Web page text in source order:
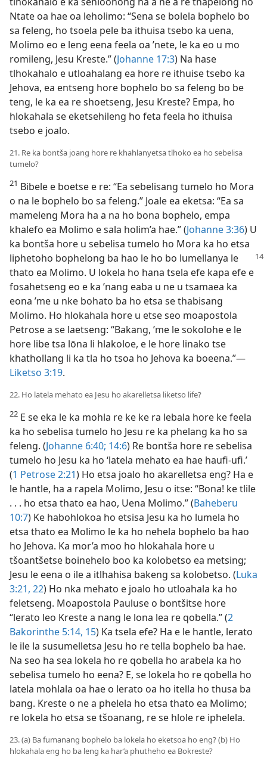
Ntate oa hae oa leholimo: “Sena se bolela bophelo bo
sa feleng, ho tsoela pele ba ithuisa tsebo ka uena,
Molimo eo e leng eena feela oa ’nete, le ka eo u mo
romileng, Jesu Kreste.” (Johanne 17:3) Na hase
tlhokahalo e utloahalang ea hore re ithuise tsebo ka
Jehova, ea entseng hore bophelo bo sa feleng bo be
teng, le ka ea re shoetseng, Jesu Kreste? Empa, ho
hlokahala se eketsehileng ho feta feela ho ithuisa
tsebo e joalo.
21. Re ka bontša joang hore re khahlanyetsa tlhoko ea ho sebelisa
tumelo?
21 Bibele e boetse e re: “Ea sebelisang tumelo ho Mora
o na le bophelo bo sa feleng.” Joale ea eketsa: “Ea sa
mameleng Mora ha a na ho bona bophelo, empa
khalefo ea Molimo e sala holim’a hae.” (Johanne 3:36) U
ka bontša hore u sebelisa tumelo ho Mora ka ho etsa
liphetoho bophelong ba hao le ho bo lumellanya le
thato ea Molimo. U lokela ho hana tsela efe kapa efe e
fosahetseng eo e ka ’nang eaba u ne u tsamaea ka
eona ’me u nke bohato ba ho etsa se thabisang
Molimo. Ho hlokahala hore u etse seo moapostola
Petrose a se laetseng: “Bakang, ’me le sokolohe e le
hore libe tsa lōna li hlakoloe, e le hore linako tse
khathollang li ka tla ho tsoa ho Jehova ka boeena.”—
Liketso 3:19.
22. Ho latela mehato ea Jesu ho akarelletsa liketso life?
22 E se eka le ka mohla re ke ke ra lebala hore ke feela
ka ho sebelisa tumelo ho Jesu re ka phelang ka ho sa
feleng. (Johanne 6:40; 14:6) Re bontša hore re sebelisa
tumelo ho Jesu ka ho ‘latela mehato ea hae haufi-ufi.’
(1 Petrose 2:21) Ho etsa joalo ho akarelletsa eng? Ha e
le hantle, ha a rapela Molimo, Jesu o itse: “Bona! ke tlile
. . . ho etsa thato ea hao, Uena Molimo.” (Baheberu
10:7) Ke habohlokoa ho etsisa Jesu ka ho lumela ho
etsa thato ea Molimo le ka ho nehela bophelo ba hao
ho Jehova. Ka mor’a moo ho hlokahala hore u
tšoantšetse boinehelo boo ka kolobetso ea metsing;
Jesu le eena o ile a itlhahisa bakeng sa kolobetso. (Luka
3:21, 22) Ho nka mehato e joalo ho utloahala ka ho
feletseng. Moapostola Pauluse o bontšitse hore
“lerato leo Kreste a nang le lona lea re qobella.” (2
Bakorinthe 5:14, 15) Ka tsela efe? Ha e le hantle, lerato
le ile la susumelletsa Jesu ho re tella bophelo ba hae.
Na seo ha sea lokela ho re qobella ho arabela ka ho
sebelisa tumelo ho eena? E, se lokela ho re qobella ho
latela mohlala oa hae o lerato oa ho itella ho thusa ba
bang. Kreste o ne a phelela ho etsa thato ea Molimo;
re lokela ho etsa se tšoanang, re se hlole re iphelela.
23. (a) Ba fumanang bophelo ba lokela ho eketsoa ho eng? (b) Ho
hlokahala eng ho ba leng ka har’a phutheho ea Bokreste?